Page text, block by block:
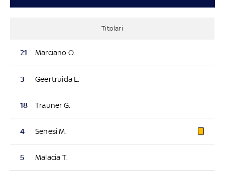
Titolari
21 Marciano O.
3 Geertruida L.
18 Trauner G.
4 Senesi M.
5 Malacia T.